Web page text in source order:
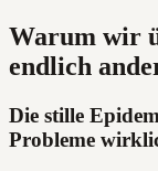
Warum wir
endlich
Die stille
Probleme